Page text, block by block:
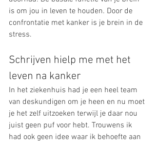
is om jou in leven te houden. Door de
confrontatie met kanker is je brein in de
stress.
Schrijven hielp me met het
leven na kanker
In het ziekenhuis had je een heel team
van deskundigen om je heen en nu moet
je het zelf uitzoeken terwijl je daar nou
juist geen puf voor hebt. Trouwens ik
had ook geen idee waar ik behoefte aan